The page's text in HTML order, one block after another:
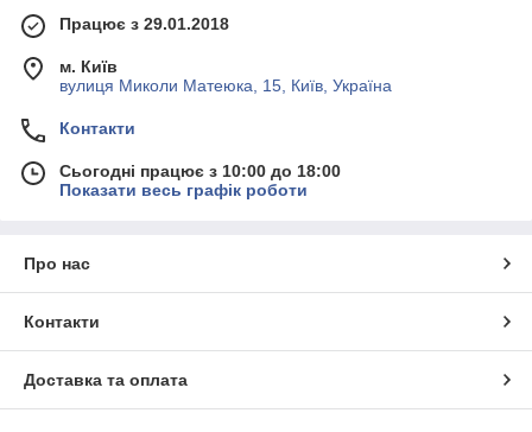
Працює з 29.01.2018
м. Київ
вулиця Миколи Матеюка, 15, Київ, Україна
Контакти
Сьогодні працює з 10:00 до 18:00
Показати весь графік роботи
Про нас
Контакти
Доставка та оплата